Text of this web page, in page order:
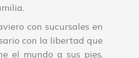
con sucursales en
con la libertad que
el mundo a sus pies.